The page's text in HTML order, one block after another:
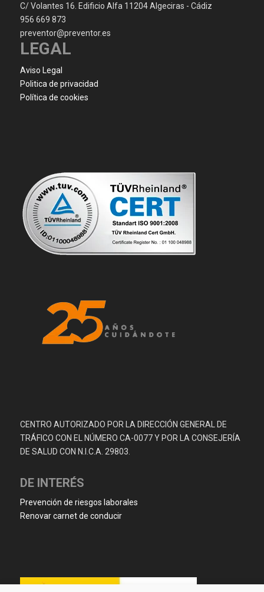
C/ Volantes 16. Edificio Alfa 11204 Algeciras - Cádiz
956 669 873
preventor@preventor.es
LEGAL
Aviso Legal
Politica de privacidad
Política de cookies
CENTRO AUTORIZADO POR LA DIRECCIÓN GENERAL DE
TRÁFICO CON EL NÚMERO CA-0077 Y POR LA CONSEJERÍA
DE SALUD CON N.I.C.A. 29803.
DE INTERÉS
Prevención de riesgos laborales
Renovar carnet de conducir